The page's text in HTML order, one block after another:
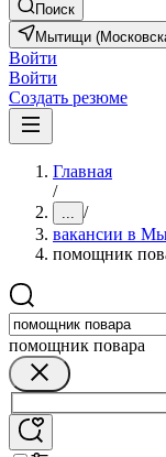
Поиск
Мытищи
Войти
Войти
Создать резюме
Главная
/
... /
вакансии в
помощник
помощник повара